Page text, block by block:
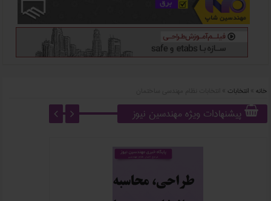
خانه »انتخابات
پیشنهادات ویژه مهندسین نیوز